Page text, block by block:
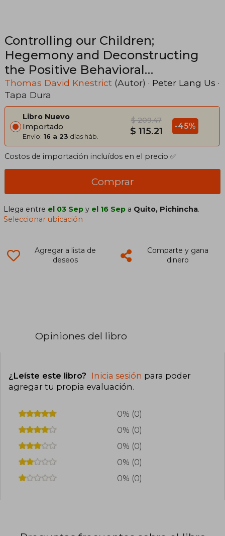
Controlling our Children;
Hegemony and Deconstructing
the Positive Behavioral
Intervention Support Model (en
Inglés)
Thomas David Knestrict (Autor) · Peter Lang Us ·
Tapa Dura
Libro Nuevo
Importado
Envío: 16 a 23 días háb.
$ 209.47
$ 115.21 -45%
Costos de importación incluídos en el precio ✅
Comprar
Llega entre el 03 Sep y el 16 Sep a Quito, Pichincha.
Seleccionar ubicación
Agregar a lista de
deseos
Comparte y gana
dinero
Opiniones del libro
¿Leíste este libro? Inicia sesión para poder
agregar tu propia evaluación.
0% (0)
0% (0)
0% (0)
0% (0)
0% (0)